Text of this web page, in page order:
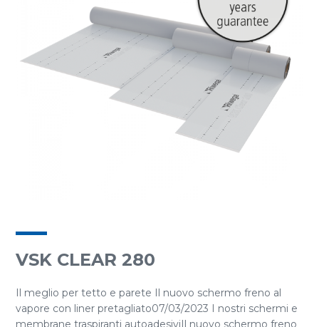
VSK CLEAR 280
Il meglio per tetto e parete Il nuovo schermo freno al
vapore con liner pretagliato07/03/2023 I nostri schermi e
membrane traspiranti autoadesiviIl nuovo schermo freno